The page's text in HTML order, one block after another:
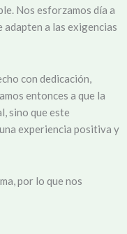
Nos esforzamos día a
adapten a las exigencias
con dedicación,
entonces a que la
sino que este
experiencia positiva y
por lo que nos